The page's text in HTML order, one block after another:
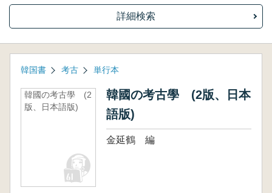
詳細検索
韓国書 考古 単行本
韓國の考古學 (2
版、日本語版)
韓國の考古學 (2版、日本
語版)
金延鶴 編